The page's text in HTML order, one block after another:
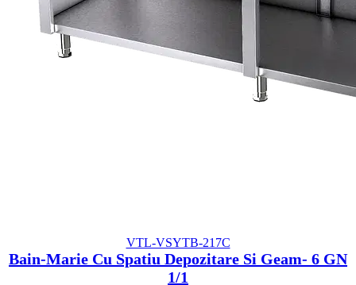
VTL-VSYTB-217C
Bain-Marie Cu Spatiu Depozitare Si Geam- 6 GN
1/1